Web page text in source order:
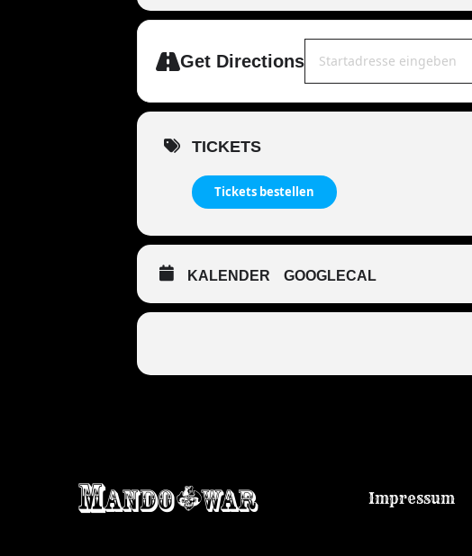
Get Directions
TICKETS
Tickets bestellen
KALENDER GOOGLECAL
Impressum